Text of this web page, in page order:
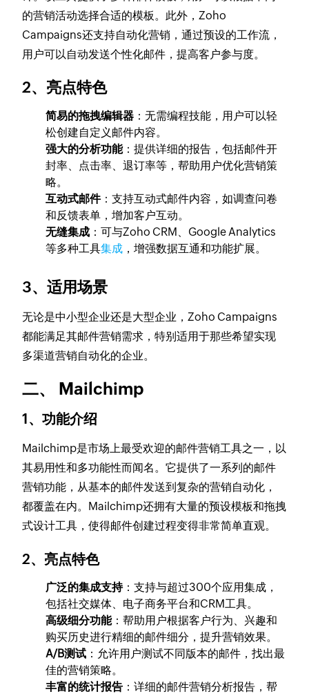
的营销活动选择合适的模板。此外，Zoho
Campaigns还支持自动化营销，通过预设的工作流，
用户可以自动发送个性化邮件，提高客户参与度。
2、亮点特色
简易的拖拽编辑器 ：无需编程技能，用户可以轻
松创建自定义邮件内容。
强大的分析功能：提供详细的报告，包括邮件开
封率、点击率、退订率等，帮助用户优化营销策
略。
互动式邮件：支持互动式邮件内容，如调查问卷
和反馈表单，增加客户互动。
无缝集成 ：可与Zoho CRM、Google Analytics
等多种工具集成 ，增强数据互通和功能扩展。
3、适用场景
无论是中小型企业还是大型企业，Zoho Campaigns
都能满足其邮件营销需求，特别适用于那些希望实现
多渠道营销自动化的企业。
二、 Mailchimp
1、功能介绍
Mailchimp是市场上最受欢迎的邮件营销工具之一，以
其易用性和多功能性而闻名。它提供了一系列的邮件
营销功能，从基本的邮件发送到复杂的营销自动化，
都覆盖在内。Mailchimp还拥有大量的预设模板和拖拽
式设计工具，使得邮件创建过程变得非常简单直观。
2、亮点特色
广泛的集成支持：支持与超过300个应用集成，
包括社交媒体、电子商务平台和CRM工具。
高级细分功能：帮助用户根据客户行为、兴趣和
购买历史进行精细的邮件细分，提升营销效果。
A/B测试 ：允许用户测试不同版本的邮件，找出最
佳的营销策略。
丰富的统计报告 ：详细的邮件营销分析报告，帮